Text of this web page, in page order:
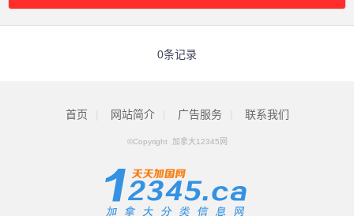
0条记录
首页 网站简介 广告服务 联系我们
©Copyright 加拿大12345网